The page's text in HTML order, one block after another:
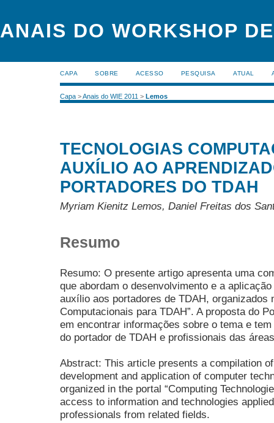
ANAIS DO WORKSHOP
CAPA SOBRE ACESSO PESQUISA ATUAL
Capa >Anais do WIE 2011 > Lemos
TECNOLOGIAS
AUXÍLIO AO
PORTADORES DO TDAH
Myriam Kienitz Lemos, Daniel Freitas dos
Resumo
Resumo: O presente artigo apresenta uma
que abordam o desenvolvimento e a
auxílio aos portadores de TDAH, organizados
Computacionais para TDAH”. A proposta do
em encontrar informações sobre o tema e
do portador de TDAH e profissionais das
Abstract: This article presents a compilation
development and application of computer
organized in the portal “Computing
access to information and technologies
professionals from related fields.